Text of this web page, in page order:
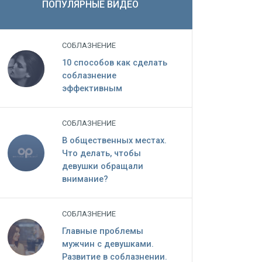
ПОПУЛЯРНЫЕ ВИДЕО
СОБЛАЗНЕНИЕ
10 способов как сделать
соблазнение
эффективным
СОБЛАЗНЕНИЕ
В общественных местах.
Что делать, чтобы
девушки обращали
внимание?
СОБЛАЗНЕНИЕ
Главные проблемы
мужчин c девушками.
Развитие в соблазнении.